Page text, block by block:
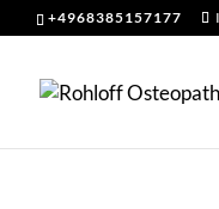
+4968385157177